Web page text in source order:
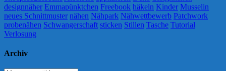
designnäher Emmapünktchen Freebook häkeln Kinder Musselin
neues Schnittmuster nähen Nähpark Nähwettbewerb Patchwork
probenähen Schwangerschaft sticken Stillen Tasche Tutorial
Verlosung
Archiv